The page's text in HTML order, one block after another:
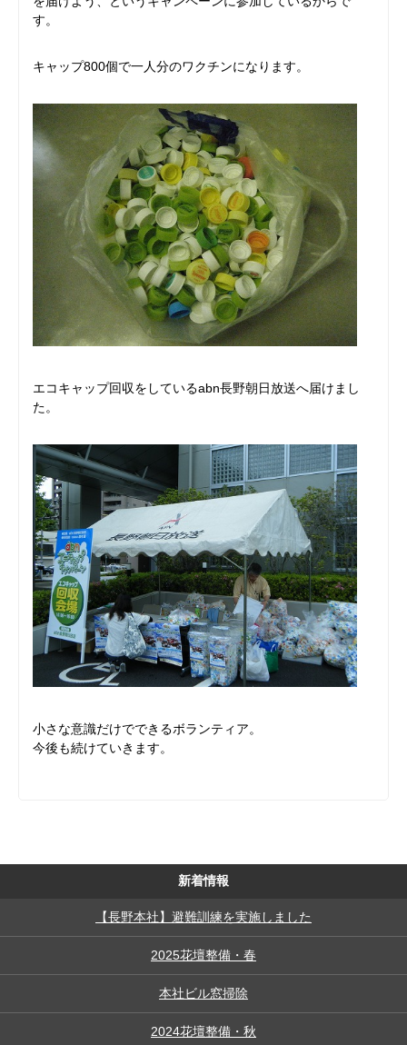
す。
キャップ800個で一人分のワクチンになります。
エコキャップ回収をしているabn長野朝日放送へ届けまし
た。
小さな意識だけでできるボランティア。
今後も続けていきます。
新着情報
【長野本社】避難訓練を実施しました
2025花壇整備・春
本社ビル窓掃除
2024花壇整備・秋